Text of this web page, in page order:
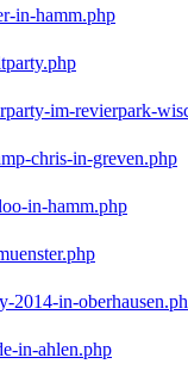
in-hamm.php
im-revierpark-
chris-in-greven.php
in-hamm.php
2014-in-
in-ahlen.php